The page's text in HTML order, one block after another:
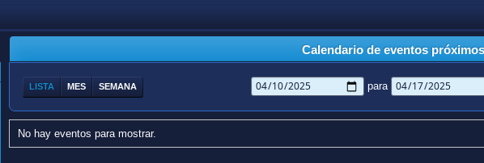
Calendario de eventos próximos
LISTA MES SEMANA para
No hay eventos para mostrar.